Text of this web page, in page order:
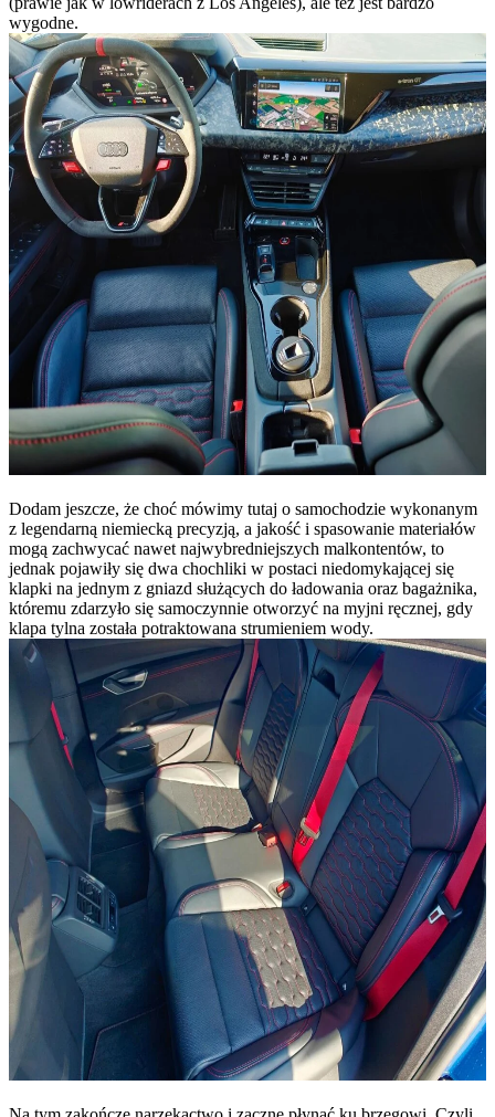
wygodne.
Dodam jeszcze, że choć mówimy tutaj o samochodzie wykonanym
z legendarną niemiecką precyzją, a jakość i spasowanie materiałów
mogą zachwycać nawet najwybredniejszych malkontentów, to
jednak pojawiły się dwa chochliki w postaci niedomykającej się
klapki na jednym z gniazd służących do ładowania oraz bagażnika,
któremu zdarzyło się samoczynnie otworzyć na myjni ręcznej, gdy
klapa tylna została potraktowana strumieniem wody.